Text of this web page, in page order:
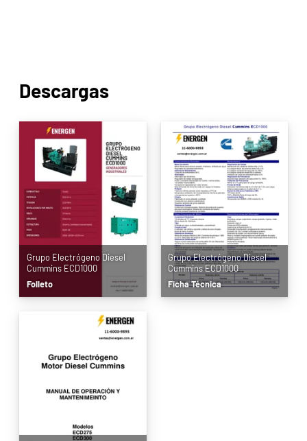
Descargas
Grupo Electrógeno Diesel
Cummins ECD1000
Folleto
Grupo Electrógeno Diesel
Cummins ECD1000
Ficha Técnica